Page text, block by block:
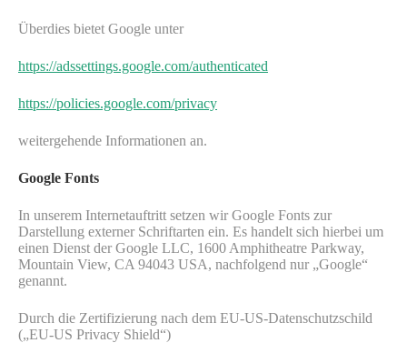
Überdies bietet Google unter
https://adssettings.google.com/authenticated
https://policies.google.com/privacy
weitergehende Informationen an.
Google Fonts
In unserem Internetauftritt setzen wir Google Fonts zur
Darstellung externer Schriftarten ein. Es handelt sich hierbei um
einen Dienst der Google LLC, 1600 Amphitheatre Parkway,
Mountain View, CA 94043 USA, nachfolgend nur „Google“
genannt.
Durch die Zertifizierung nach dem EU-US-Datenschutzschild
(„EU-US Privacy Shield“)